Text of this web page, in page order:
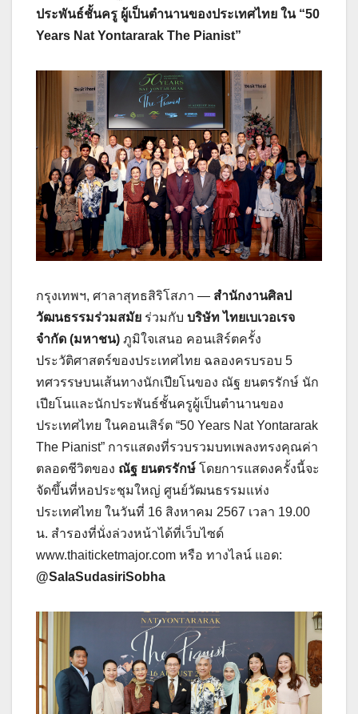
ประพันธ์ชั้นครู ผู้เป็นตำนานของประเทศไทย ใน “50
Years Nat Yontararak The Pianist”
กรุงเทพฯ, ศาลาสุทธสิริโสภา — สำนักงานศิลป
วัฒนธรรมร่วมสมัย ร่วมกับ บริษัท ไทยเบเวอเรจ
จำกัด (มหาชน) ภูมิใจเสนอ คอนเสิร์ตครั้ง
ประวัติศาสตร์ของประเทศไทย ฉลองครบรอบ 5
ทศวรรษบนเส้นทางนักเปียโนของ ณัฐ ยนตรรักษ์ นัก
เปียโนและนักประพันธ์ชั้นครูผู้เป็นตำนานของ
ประเทศไทย ในคอนเสิร์ต “50 Years Nat Yontararak
The Pianist” การแสดงที่รวบรวมบทเพลงทรงคุณค่า
ตลอดชีวิตของ ณัฐ ยนตรรักษ์ โดยการแสดงครั้งนี้จะ
จัดขึ้นที่หอประชุมใหญ่ ศูนย์วัฒนธรรมแห่ง
ประเทศไทย ในวันที่ 16 สิงหาคม 2567 เวลา 19.00
น. สำรองที่นั่งล่วงหน้าได้ที่เว็บไซด์
www.thaiticketmajor.com หรือ ทางไลน์ แอด:
@SalaSudasiriSobha